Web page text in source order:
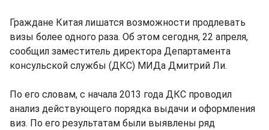
Граждане Китая лишатся возможности продлевать
визы более одного раза. Об этом сегодня, 22 апреля,
сообщил заместитель директора Департамента
консульской службы (ДКС) МИДа Дмитрий Ли.
По его словам, с начала 2013 года ДКС проводил
анализ действующего порядка выдачи и оформления
виз. По его результатам были выявлены ряд